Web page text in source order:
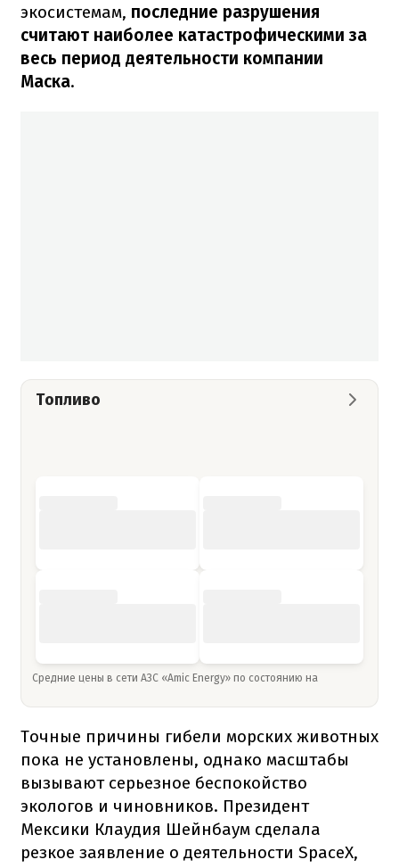
экосистемам, последние разрушения
считают наиболее катастрофическими за
весь период деятельности компании
Маска.
Топливо
Средние цены в сети АЗС «Amic Energy» по состоянию на
Точные причины гибели морских животных
пока не установлены, однако масштабы
вызывают серьезное беспокойство
экологов и чиновников. Президент
Мексики Клаудия Шейнбаум сделала
резкое заявление о деятельности SpaceX,